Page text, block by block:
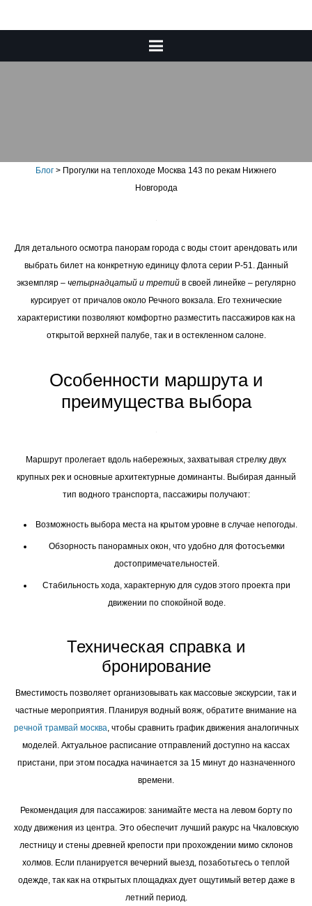
Блог > Прогулки на теплоходе Москва 143 по рекам Нижнего
Новгорода
Для детального осмотра панорам города с воды стоит арендовать или
выбрать билет на конкретную единицу флота серии Р-51. Данный
экземпляр – четырнадцатый и третийв своей линейке – регулярно
курсирует от причалов около Речного вокзала. Его технические
характеристики позволяют комфортно разместить пассажиров как на
открытой верхней палубе, так и в остекленном салоне.
Особенности маршрута и
преимущества выбора
Маршрут пролегает вдоль набережных, захватывая стрелку двух
крупных рек и основные архитектурные доминанты. Выбирая данный
тип водного транспорта, пассажиры получают:
Возможность выбора места на крытом уровне в случае непогоды.
Обзорность панорамных окон, что удобно для фотосъемки
достопримечательностей.
Стабильность хода, характерную для судов этого проекта при
движении по спокойной воде.
Техническая справка и
бронирование
Вместимость позволяет организовывать как массовые экскурсии, так и
частные мероприятия. Планируя водный вояж, обратите внимание на
речной трамвай москва, чтобы сравнить график движения аналогичных
моделей. Актуальное расписание отправлений доступно на кассах
пристани, при этом посадка начинается за 15 минут до назначенного
времени.
Рекомендация для пассажиров: занимайте места на левом борту по
ходу движения из центра. Это обеспечит лучший ракурс на Чкаловскую
лестницу и стены древней крепости при прохождении мимо склонов
холмов. Если планируется вечерний выезд, позаботьтесь о теплой
одежде, так как на открытых площадках дует ощутимый ветер даже в
летний период.